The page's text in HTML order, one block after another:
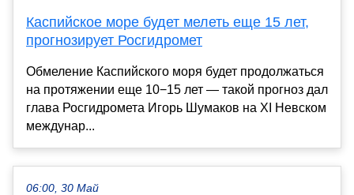
Каспийское море будет мелеть еще 15 лет,
прогнозирует Росгидромет
Обмеление Каспийского моря будет продолжаться
на протяжении еще 10−15 лет — такой прогноз дал
глава Росгидромета Игорь Шумаков на XI Невском
междунар...
06:00, 30 Май